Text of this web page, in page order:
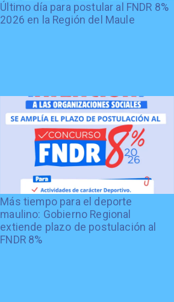
Último día para postular al FNDR 8%
2026 en la Región del Maule
Más tiempo para el deporte
maulino: Gobierno Regional
extiende plazo de postulación al
FNDR 8%